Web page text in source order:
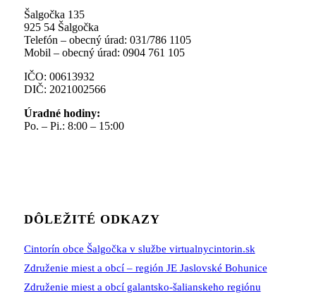
Šalgočka 135
925 54 Šalgočka
Telefón – obecný úrad: 031/786 1105
Mobil – obecný úrad: 0904 761 105
IČO: 00613932
DIČ: 2021002566
Úradné hodiny:
Po. – Pi.: 8:00 – 15:00
DÔLEŽITÉ ODKAZY
Cintorín obce Šalgočka v službe virtualnycintorin.sk
Združenie miest a obcí – región JE Jaslovské Bohunice
Združenie miest a obcí galantsko-šalianskeho regiónu